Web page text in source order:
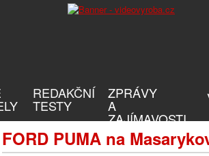
REDAKČNÍ
TESTY
ZPRÁVY
A
ZAJÍMAVOSTI
FORD PUMA na